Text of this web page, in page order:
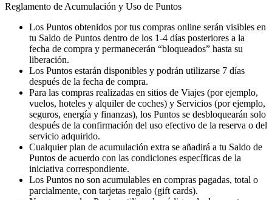
Reglamento de Acumulación y Uso de Puntos
Los Puntos obtenidos por tus compras online serán visibles en
tu Saldo de Puntos dentro de los 1-4 días posteriores a la
fecha de compra y permanecerán “bloqueados” hasta su
liberación.
Los Puntos estarán disponibles y podrán utilizarse 7 días
después de la fecha de compra.
Para las compras realizadas en sitios de Viajes (por ejemplo,
vuelos, hoteles y alquiler de coches) y Servicios (por ejemplo,
seguros, energía y finanzas), los Puntos se desbloquearán solo
después de la confirmación del uso efectivo de la reserva o del
servicio adquirido.
Cualquier plan de acumulación extra se añadirá a tu Saldo de
Puntos de acuerdo con las condiciones específicas de la
iniciativa correspondiente.
Los Puntos no son acumulables en compras pagadas, total o
parcialmente, con tarjetas regalo (gift cards).